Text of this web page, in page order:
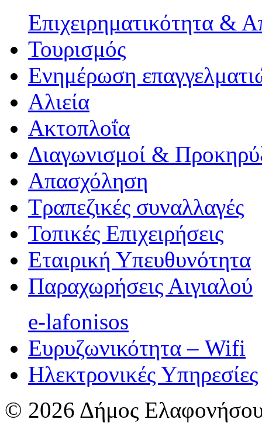
Επιχειρηματικότητα &
Τουρισμός
Ενημέρωση
Αλιεία
Ακτοπλοΐα
Διαγωνισμοί &
Απασχόληση
Τραπεζικές συναλλαγές
Τοπικές Επιχειρήσεις
Εταιρική Υπευθυνότητα
Παραχωρήσεις Αιγιαλού
e-lafonisos
Ευρυζωνικότητα – Wifi
Ηλεκτρονικές Υπηρεσίες
© 2026 Δήμος